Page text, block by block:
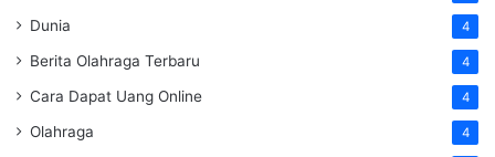
Dunia 4
Berita Olahraga Terbaru 4
Cara Dapat Uang Online 4
Olahraga 4